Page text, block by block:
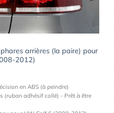
arrières (la paire) pour
2012)
en ABS (à peindre)
(ruban adhésif collé) - Prêt à être